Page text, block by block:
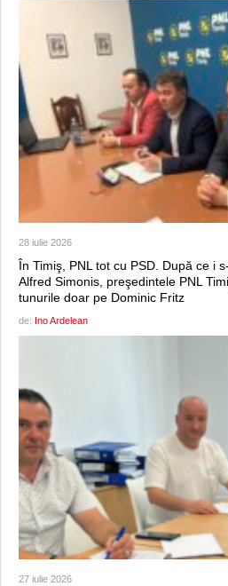
28 iulie 2026
În Timiş, PNL tot cu PSD. După ce i
Alfred Simonis, preşedintele PNL
tunurile doar pe Dominic Fritz
de: Ino Ardelean
27 iulie 2026